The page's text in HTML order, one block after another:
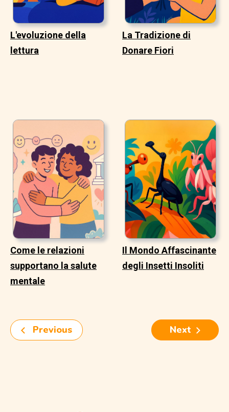
L'evoluzione della
lettura
La Tradizione di
Donare Fiori
Come le relazioni
supportano la salute
mentale
Il Mondo Affascinante
degli Insetti Insoliti
Next
Previous